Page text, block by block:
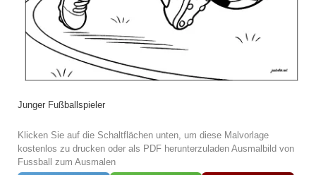
Junger Fußballspieler
Klicken Sie auf die Schaltflächen unten, um diese Malvorlage
kostenlos zu drucken oder als PDF herunterzuladen Ausmalbild von
Fussball zum Ausmalen